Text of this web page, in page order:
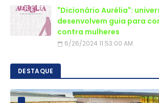
"Dicionário Aurélia":
desenvolvem guia para
contra mulheres
6/26/2024 11:53:00 AM
DESTAQUE